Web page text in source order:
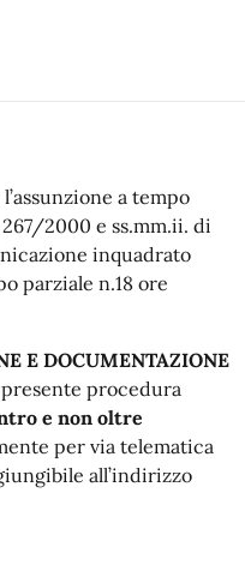
a tempo
2000 e ss.mm.ii. di
inquadrato
parziale n.18 ore
E DOCUMENTAZIONE
presente procedura
e non oltre
per via telematica
all’indirizzo